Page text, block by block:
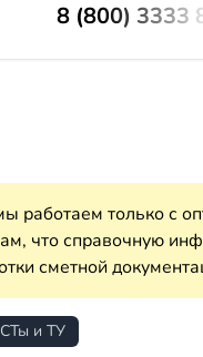
8 (800) 3333
работаем только с
что справочную
сметной
и ТУ